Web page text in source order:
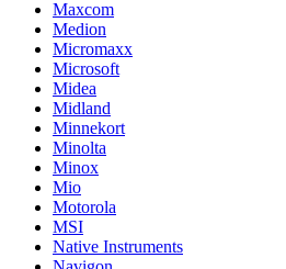
Maxcom
Medion
Micromaxx
Microsoft
Midea
Midland
Minnekort
Minolta
Minox
Mio
Motorola
MSI
Native Instruments